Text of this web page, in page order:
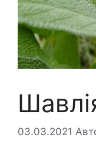
03.03.2021